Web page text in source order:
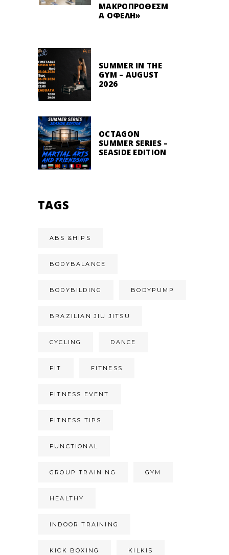
ΜΑΚΡΟΠΡΌΘΕΣΜ
Α ΟΦΈΛΗ»
SUMMER IN THE
GYM – AUGUST
2026
OCTAGON
SUMMER SERIES –
SEASIDE EDITION
TAGS
ABS &HIPS
BODYBALANCE
BODYBILDING BODYPUMP
BRAZILIAN JIU JITSU
CYCLING DANCE
FIT FITNESS
FITNESS EVENT
FITNESS TIPS
FUNCTIONAL
GROUP TRAINING GYM
HEALTHY
INDOOR TRAINING
KICK BOXING KILKIS